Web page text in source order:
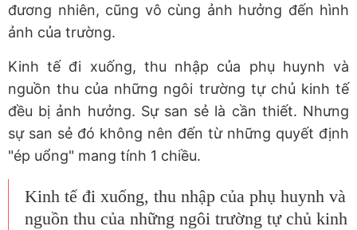
đương nhiên, cũng vô cùng ảnh hưởng đến hình
ảnh của trường.
Kinh tế đi xuống, thu nhập của phụ huynh và
nguồn thu của những ngôi trường tự chủ kinh tế
đều bị ảnh hưởng. Sự san sẻ là cần thiết. Nhưng
sự san sẻ đó không nên đến từ những quyết định
"ép uổng" mang tính 1 chiều.
Kinh tế đi xuống, thu nhập của phụ huynh và
nguồn thu của những ngôi trường tự chủ kinh